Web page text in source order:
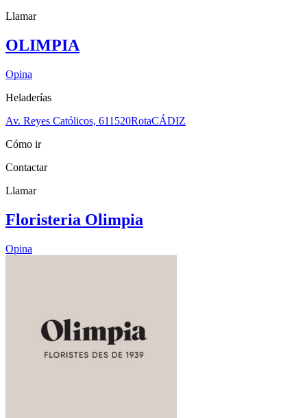
Llamar
OLIMPIA
Opina
Heladerías
Av. Reyes Católicos, 611520RotaCÁDIZ
Cómo ir
Contactar
Llamar
Floristeria Olimpia
Opina